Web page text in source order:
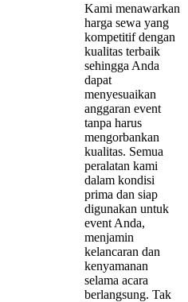
Kami menawarkan
harga sewa yang
kompetitif dengan
kualitas terbaik
sehingga Anda
dapat
menyesuaikan
anggaran event
tanpa harus
mengorbankan
kualitas. Semua
peralatan kami
dalam kondisi
prima dan siap
digunakan untuk
event Anda,
menjamin
kelancaran dan
kenyamanan
selama acara
berlangsung. Tak